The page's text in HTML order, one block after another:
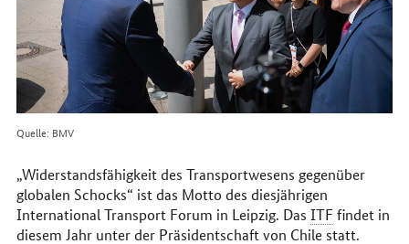
Quelle: BMV
„Widerstandsfähigkeit des Transportwesens gegenüber
globalen Schocks“ ist das Motto des diesjährigen
International Transport Forum in Leipzig. Das ITF findet in
diesem Jahr unter der Präsidentschaft von Chile statt.